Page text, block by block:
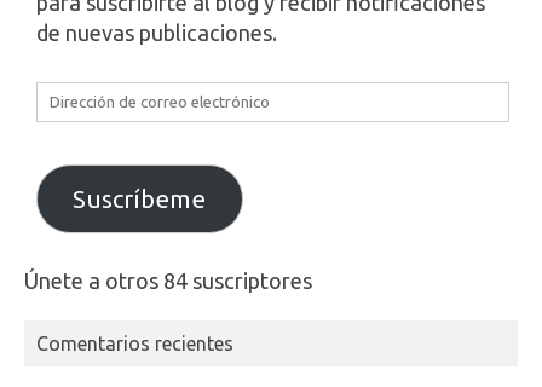
de nuevas publicaciones.
Dirección
de
electrónico
Suscríbeme
Únete a otros 84 suscriptores
Comentarios recientes